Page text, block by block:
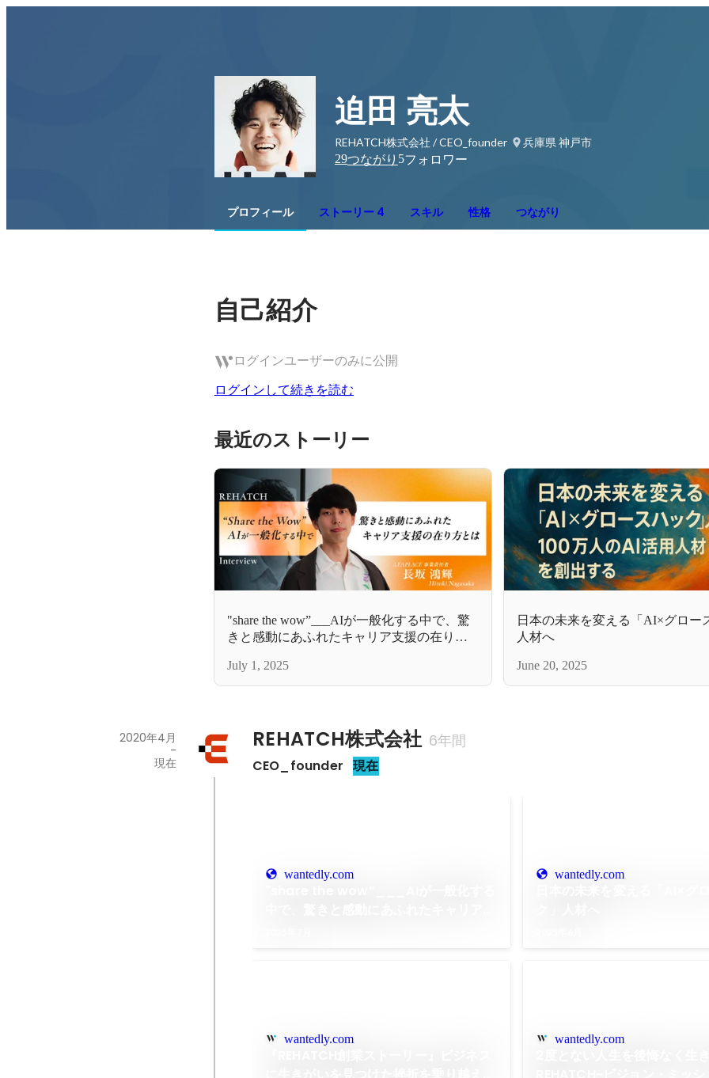
迫田 亮太
REHATCH株式会社 / CEO_founder
兵庫県 神戸市
29つながり 5フォロワー
プロフィール ストーリー 4 スキル 性格 つながり
自己紹介
ログインユーザーのみに公開
ログインして続きを読む
最近のストーリー
"share the wow”___AIが一般化する中で、驚
きと感動にあふれたキャリア支援の在り方
July 1, 2025
日本の未来を変える「AI×グロー
人材へ
June 20, 2025
REHATCH株式会社 6年間
CEO_founder 現在
2020年4月
-
現在
wantedly.com wantedly.com
wantedly.com wantedly.com